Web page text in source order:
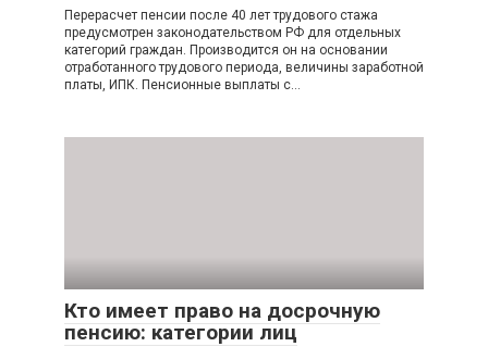
Перерасчет пенсии после 40 лет трудового стажа
предусмотрен законодательством РФ для отдельных
категорий граждан. Производится он на основании
отработанного трудового периода, величины заработной
платы, ИПК. Пенсионные выплаты с…
Кто имеет право на досрочную
пенсию: категории лиц